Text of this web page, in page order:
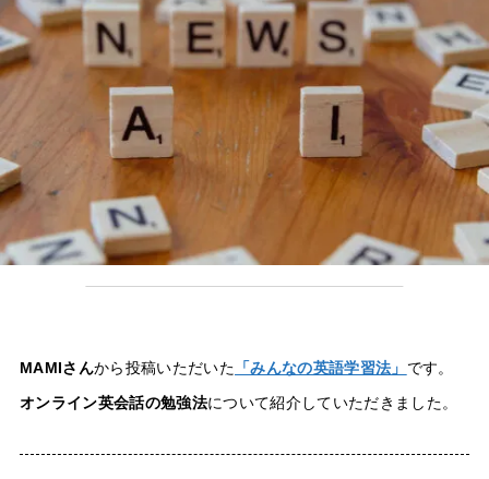
MAMIさんから投稿いただいた 「みんなの英語学習法」 です。
オンライン英会話の勉強法について紹介していただきました。